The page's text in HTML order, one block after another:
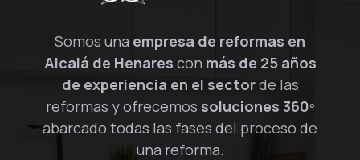
Somos una empresa de reformas en
Alcalá de Henares con más de 25 años
de experiencia en el sectorde las
reformas y ofrecemos soluciones 360º
abarcado todas las fases del proceso de
una reforma.